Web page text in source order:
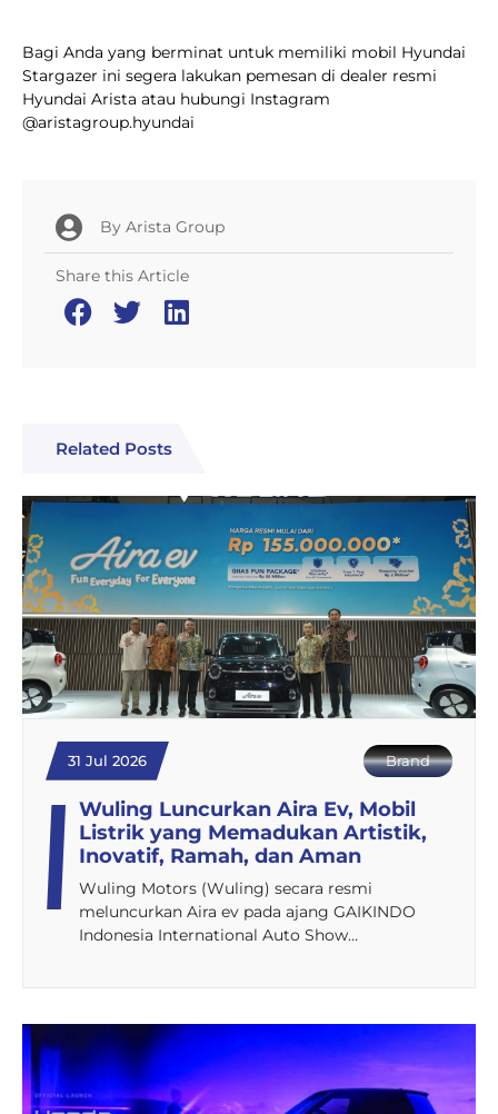
Bagi Anda yang berminat untuk memiliki mobil Hyundai
Stargazer ini segera lakukan pemesan di dealer resmi
Hyundai Arista atau hubungi Instagram
@aristagroup.hyundai
By Arista Group
Share this Article
Related Posts
31 Jul 2026 Brand
Wuling Luncurkan Aira Ev, Mobil
Listrik yang Memadukan Artistik,
Inovatif, Ramah, dan Aman
Wuling Motors (Wuling) secara resmi
meluncurkan Aira ev pada ajang GAIKINDO
Indonesia International Auto Show…